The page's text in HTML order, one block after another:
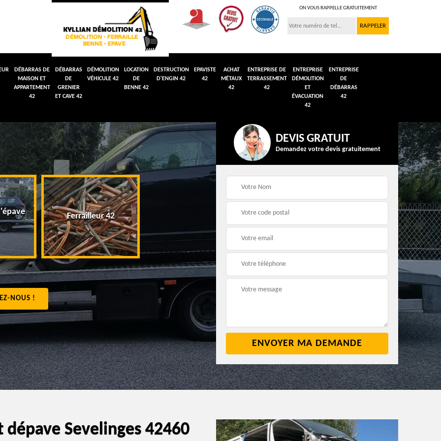
ON VOUS RAPPELLE GRATUITEMENT
DÉBARRAS DE
MAISON ET
APPARTEMENT
42
DÉBARRAS
DE
GRENIER
ET CAVE 42
DÉMOLITION
VÉHICULE 42
LOCATION
DE
BENNE 42
DESTRUCTION
D'ENGIN 42
EPAVISTE
42
ACHAT
MÉTAUX
42
ENTREPRISE DE
TERRASSEMENT
42
ENTREPRISE
DÉMOLITION
ET
ÉVACUATION
42
ENTREPRISE
DE
DÉBARRAS
42
Ferrailleur 42
Débarras de grenier et
Démolition véhicule
42
NOUS !
DEVIS GRATUIT
Demandez votre devis gratuitement
Sevelinges 42460